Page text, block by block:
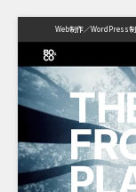
Web制作 WordPress